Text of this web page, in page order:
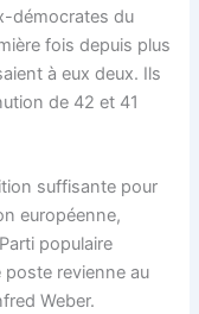
démocrates du
fois depuis plus
à eux deux. Ils
de 42 et 41
suffisante pour
européenne,
populaire
poste revienne au
Weber.